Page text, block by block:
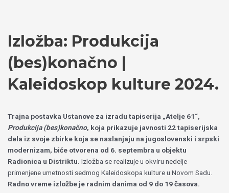
Izložba: Produkcija
(bes)konačno |
Kaleidoskop kulture 2024.
Trajna postavka Ustanove za izradu tapiserija „Atelje 61“,
Produkcija (bes)konačno, koja prikazuje javnosti 22 tapiserijska
dela iz svoje zbirke koja se naslanjaju na jugoslovenski i srpski
modernizam, biće otvorena od 6. septembra u objektu
Radionica u Distriktu. Izložba se realizuje u okviru nedelje
primenjene umetnosti sedmog Kaleidoskopa kulture u Novom Sadu.
Radno vreme izložbe je radnim danima od 9 do 19 časova.